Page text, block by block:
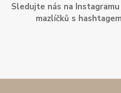
Sledujte nás na
mazlíčků s hashtagem